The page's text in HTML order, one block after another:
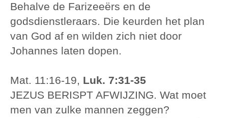
Behalve de Farizeeërs en de
godsdienstleraars. Die keurden het plan
van God af en wilden zich niet door
Johannes laten dopen.
Mat. 11:16-19, Luk. 7:31-35
JEZUS BERISPT AFWIJZING. Wat moet
men van zulke mannen zeggen?